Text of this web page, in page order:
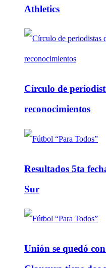
Athletics
Círculo de
reconocimientos
Resultados 5ta
Sur
Unión se quedó